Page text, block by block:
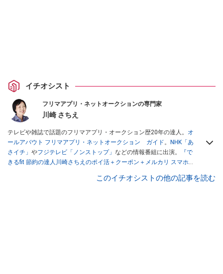
イチオシスト
フリマアプリ・ネットオークションの専門家
川崎 さちえ
テレビや雑誌で話題のフリマアプリ・オークション歴20年の達人。 オ
ールアバウト フリマアプリ・ネットオークション ガイド。
NHK「あ
さイチ」 やフジテレビ「ノンストップ」 などの情報番組に出演。
『で
きるfit 節約の達人川崎さちえのポイ活＋クーポン＋メルカリ スマホで
スマホ1つでスキマ時間に効率的に稼ぐ！』（翔泳社刊） ほか著書多
このイチオシストの他の記事を読む